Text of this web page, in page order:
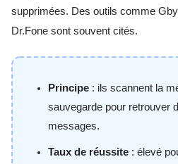
supprimées. Des outils comme
Dr.Fone sont souvent cités.
Principe : ils scannent la
sauvegarde pour retrouver
messages.
Taux de réussite : élevé